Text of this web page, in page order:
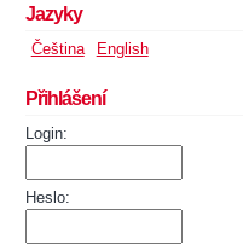
Jazyky
Čeština English
Přihlášení
Login:
Heslo: